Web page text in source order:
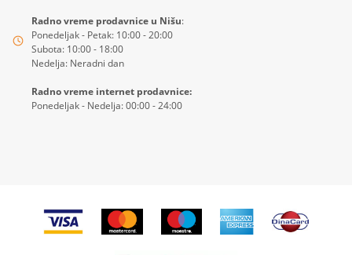
Radno vreme prodavnice u Nišu:
Ponedeljak - Petak: 10:00 - 20:00
Subota: 10:00 - 18:00
Nedelja: Neradni dan
Radno vreme internet prodavnice:
Ponedeljak - Nedelja: 00:00 - 24:00